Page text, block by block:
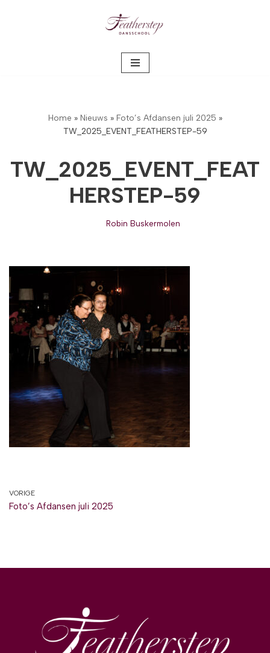
Home » Nieuws » Foto’s Afdansen juli 2025 »
TW_2025_EVENT_FEATHERSTEP-59
TW_2025_EVENT_FEAT
HERSTEP-59
Robin Buskermolen
VORIGE
Foto’s Afdansen juli 2025